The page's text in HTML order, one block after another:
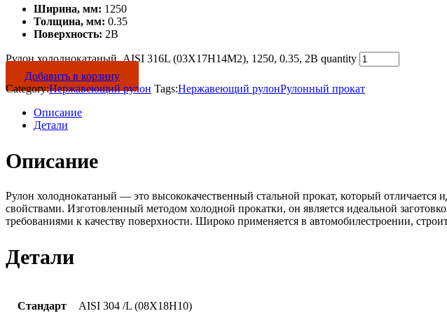
Ширина, мм: 1250
Толщина, мм: 0.35
Поверхность: 2B
Рулон холоднокатаный, AISI 316L (03Х17Н14М2), 1250, 0.35, 2B quantity
Добавить в корзину
Category:Нержавеющий рулон Tags:Нержавеющий рулонРулонный прокат
Описание
Детали
Описание
Рулон холоднокатаный — это высококачественный стальной прокат, который
свойствами. Изготовленный методом холодной прокатки, он является идеальной
требованиями к качеству поверхности. Широко применяется в автомобилестроении,
Детали
Стандарт AISI 304 /L (08Х18Н10)